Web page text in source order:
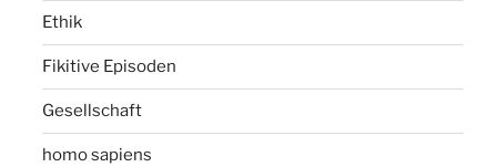
Ethik
Fikitive Episoden
Gesellschaft
homo sapiens